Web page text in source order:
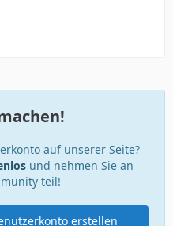
auf unserer Seite?
und nehmen Sie an
teil!
erstellen